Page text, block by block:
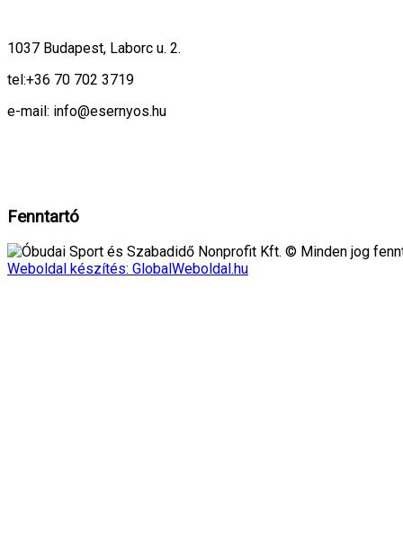
1037 Budapest, Laborc u. 2.
tel:+36 70 702 3719
e-mail: info@esernyos.hu
Fenntartó
Óbudai Sport és Szabadidő Nonprofit Kft. © Minden jog
Weboldal készítés: GlobalWeboldal.hu